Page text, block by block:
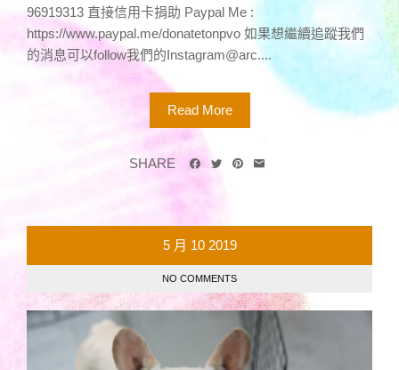
96919313 直接信用卡捐助 Paypal Me :
https://www.paypal.me/donatetonpvo 如果想繼續追蹤我們
的消息可以follow我們的Instagram@arc....
Read More
SHARE
5 月 10 2019
NO COMMENTS